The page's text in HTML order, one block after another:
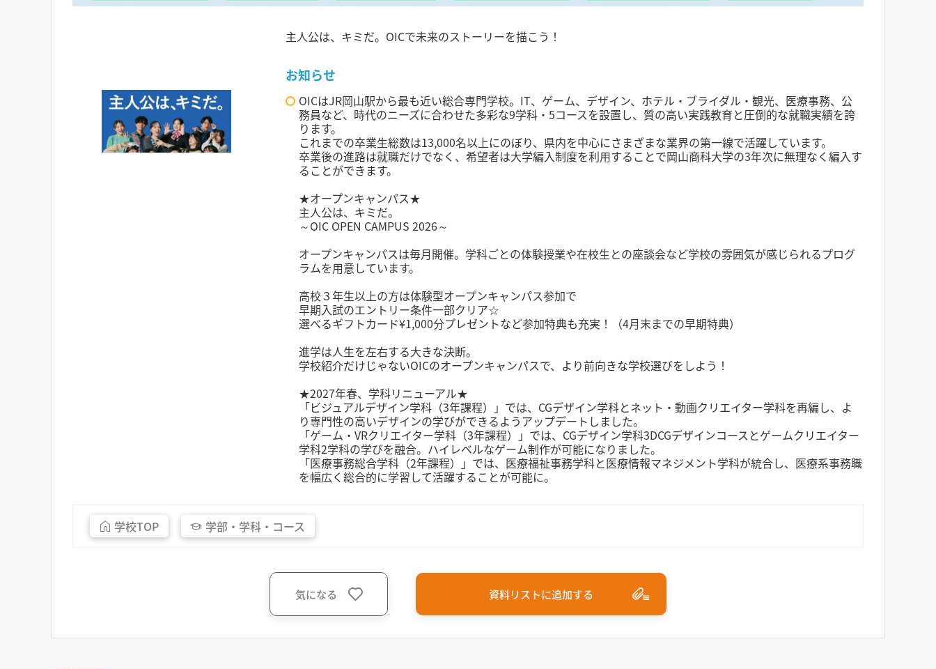
主人公は、キミだ。OICで未来のストーリーを描こう！
お知らせ
OICはJR岡山駅から最も近い総合専門学校。IT、ゲーム、デザイン、ホテル・ブライダル・観光、医療事務、公
務員など、時代のニーズに合わせた多彩な9学科・5コースを設置し、質の高い実践教育と圧倒的な就職実績を誇
ります。
これまでの卒業生総数は13,000名以上にのぼり、県内を中心にさまざまな業界の第一線で活躍しています。
卒業後の進路は就職だけでなく、希望者は大学編入制度を利用することで岡山商科大学の3年次に無理なく編入す
ることができます。
★オープンキャンパス★
主人公は、キミだ。
～OIC OPEN CAMPUS 2026～
オープンキャンパスは毎月開催。学科ごとの体験授業や在校生との座談会など学校の雰囲気が感じられるプログ
ラムを用意しています。
高校３年生以上の方は体験型オープンキャンパス参加で
早期入試のエントリー条件一部クリア☆
選べるギフトカード¥1,000分プレゼントなど参加特典も充実！（4月末までの早期特典）
進学は人生を左右する大きな決断。
学校紹介だけじゃないOICのオープンキャンパスで、より前向きな学校選びをしよう！
★2027年春、学科リニューアル★
「ビジュアルデザイン学科（3年課程）」では、CGデザイン学科とネット・動画クリエイター学科を再編し、よ
り専門性の高いデザインの学びができるようアップデートしました。
「ゲーム・VRクリエイター学科（3年課程）」では、CGデザイン学科3DCGデザインコースとゲームクリエイター
学科2学科の学びを融合。ハイレベルなゲーム制作が可能になりました。
「医療事務総合学科（2年課程）」では、医療福祉事務学科と医療情報マネジメント学科が統合し、医療系事務職
を幅広く総合的に学習して活躍することが可能に。
学校TOP 学部・ 学科・ コース
気になる 資料リストに追加する